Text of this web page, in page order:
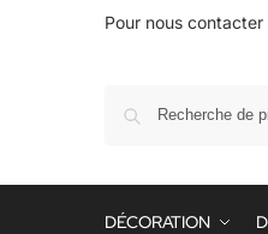
Pour nous
DÉCORATION